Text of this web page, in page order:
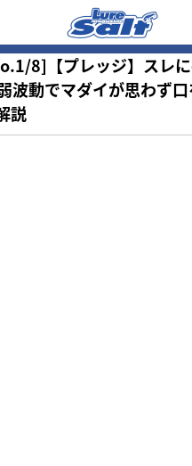
8]【プレッジ】スレ
波動でマダイが思わず
説